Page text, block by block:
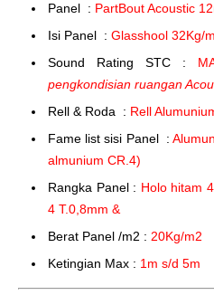
Panel : PartBout Acoustic
Isi Panel : Glasshool 32Kg/
Sound Rating STC :
pengkondisian ruangan
Rell & Roda : Rell
Fame list sisi Panel :
almunium CR.4)
Rangka Panel : Holo hitam
4 T.0,8mm &
Berat Panel /m2 : 20Kg/m2
Ketingian Max : 1m s/d 5m